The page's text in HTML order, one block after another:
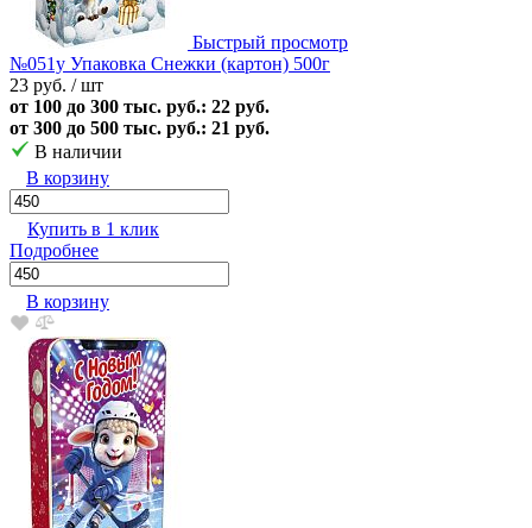
Быстрый просмотр
№051у Упаковка Снежки (картон) 500г
23 руб. / шт
от 100 до 300 тыс. руб.: 22 руб.
от 300 до 500 тыс. руб.: 21 руб.
В наличии
В корзину
Купить в 1 клик
Подробнее
В корзину